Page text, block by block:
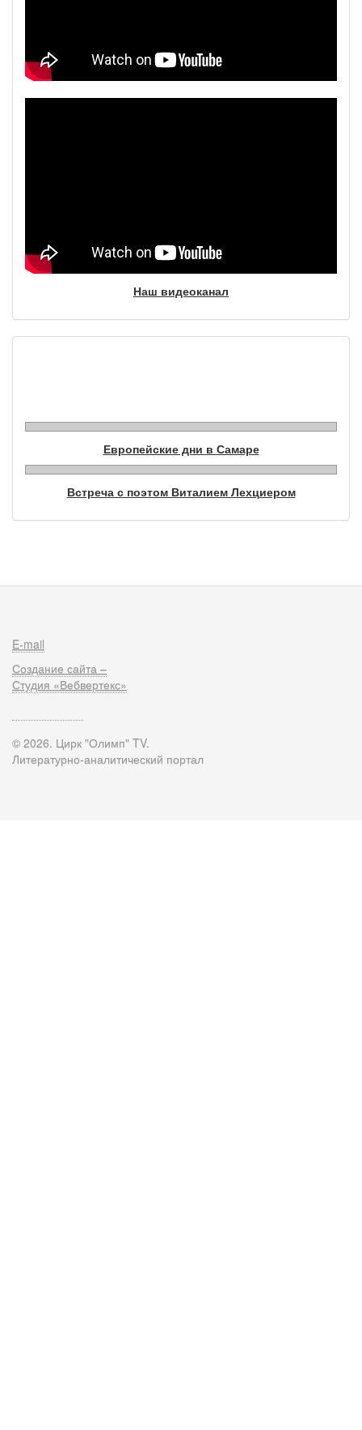
Наш видеоканал
Европейские дни в Самаре
Встреча с поэтом Виталием Лехциером
E-mail
Создание сайта –
Студия «Вебвертекс»
© 2026. Цирк "Олимп" TV.
Литературно-аналитический портал